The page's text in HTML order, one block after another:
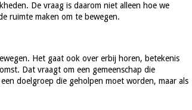
De vraag is daarom niet alleen hoe we
ruimte maken om te bewegen.
Het gaat ook over erbij horen, betekenis
Dat vraagt om een gemeenschap die
doelgroep die geholpen moet worden, maar als